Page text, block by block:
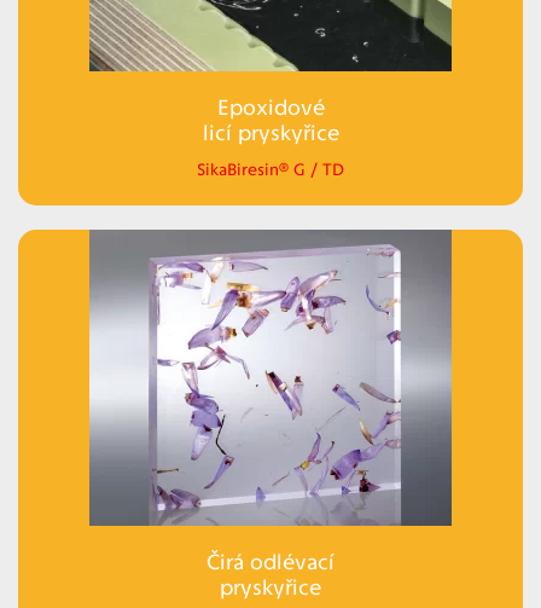
Epoxidové
licí pryskyřice
SikaBiresin® G / TD
Čirá odlévací
pryskyřice